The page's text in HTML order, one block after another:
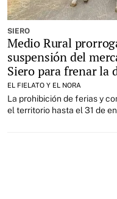
SIERO
Medio Rural
suspensión del
Siero para frenar la
EL FIELATO Y EL NORA
La prohibición de ferias y
el territorio hasta el 31 de